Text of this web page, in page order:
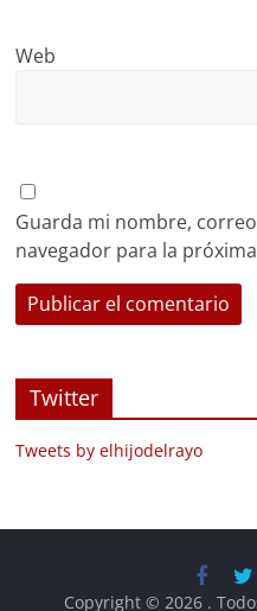
Web
Guarda mi nombre,
navegador para la
Twitter
Tweets by elhijodelrayo
Copyright © 2026 .